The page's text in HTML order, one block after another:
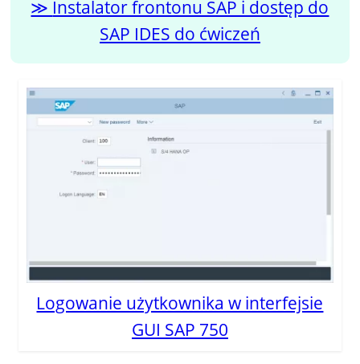
Instalator frontonu SAP i dostęp do
SAP IDES do ćwiczeń
Logowanie użytkownika w interfejsie
GUI SAP 750